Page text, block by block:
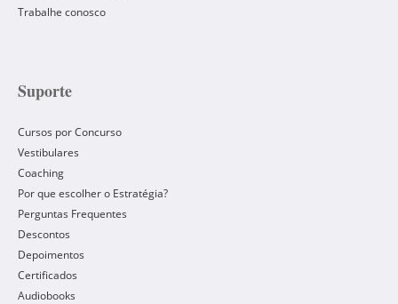
Trabalhe conosco
Suporte
Cursos por Concurso
Vestibulares
Coaching
Por que escolher o Estratégia?
Perguntas Frequentes
Descontos
Depoimentos
Certificados
Audiobooks